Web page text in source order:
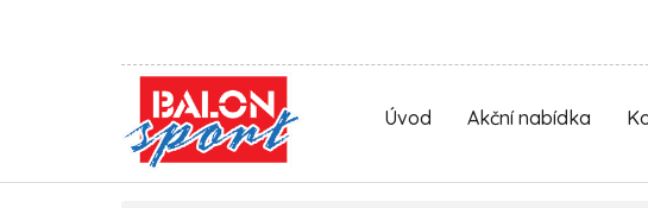
Úvod Akční nabídka